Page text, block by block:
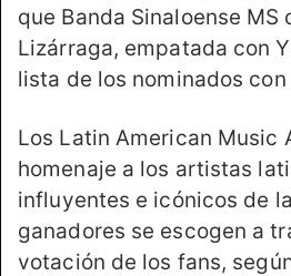
que Banda Sinaloense MS
Lizárraga, empatada con
lista de los nominados con
Los Latin American Music
homenaje a los artistas
influyentes e icónicos de
ganadores se escogen a
votación de los fans,